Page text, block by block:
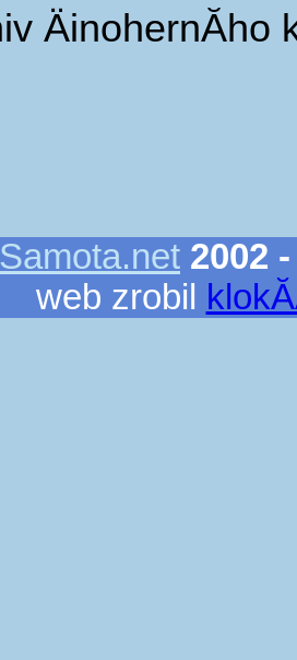
ÄinohernĂ­ho
2002
web zrobil